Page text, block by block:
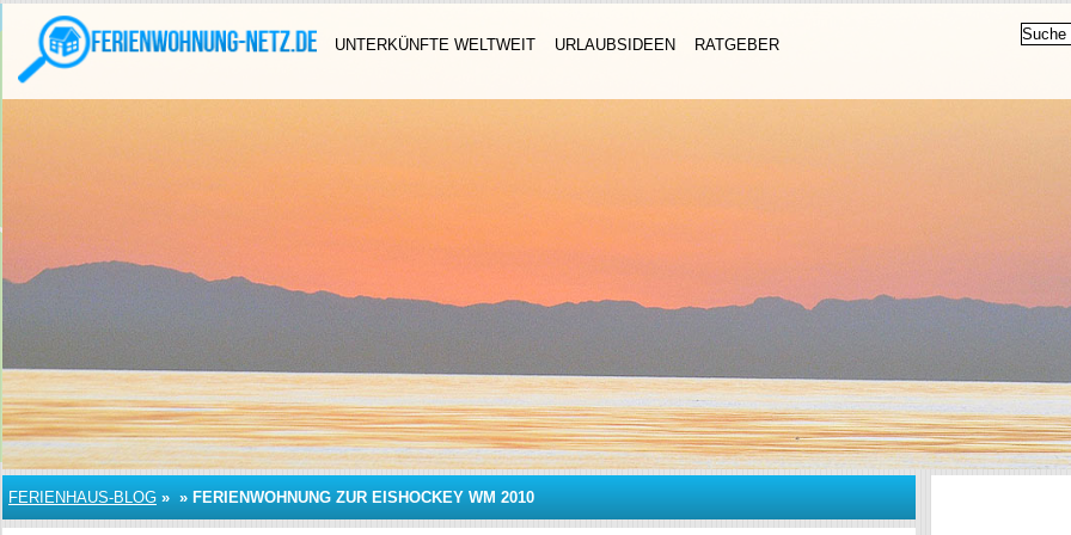
UNTERKÜNFTE WELTWEIT URLAUBSIDEEN RATGEBER
FERIENHAUS-BLOG » » FERIENWOHNUNG ZUR EISHOCKEY WM 2010